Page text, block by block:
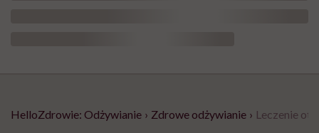
HelloZdrowie: Odżywianie › Zdrowe odżywianie › Leczenie